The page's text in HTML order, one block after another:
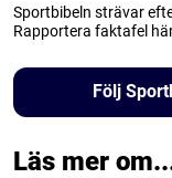
Sportbibeln strävar
Rapportera faktafel
Följ
Läs mer